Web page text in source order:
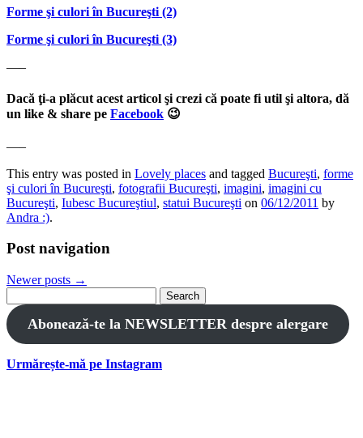
Forme şi culori în Bucureşti (2)
Forme şi culori în Bucureşti (3)
—–
Dacă ţi-a plăcut acest articol şi crezi că poate fi util şi altora, dă
un like & share pe Facebook 😉
—–
This entry was posted in Lovely places and tagged Bucureşti, forme
şi culori în Bucureşti, fotografii Bucureşti, imagini, imagini cu
Bucureşti, Iubesc Bucureştiul, statui Bucureşti on 06/12/2011 by
Andra :).
Post navigation
Newer posts →
for:
Abonează-te la NEWSLETTER despre alergare
Urmărește-mă pe Instagram